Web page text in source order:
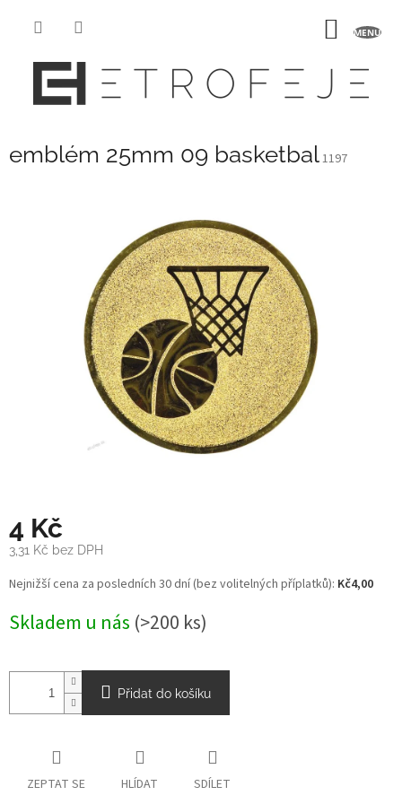
emblém 25mm 09 basketbal1197
4 Kč
3,31 Kč bez DPH
Měrná
cena:
Nejnižší cena za posledních 30 dní (bez volitelných příplatků): Kč4,00
Skladem u nás (>200 ks)
Přidat do košíku
ZEPTAT SE HLÍDAT SDÍLET